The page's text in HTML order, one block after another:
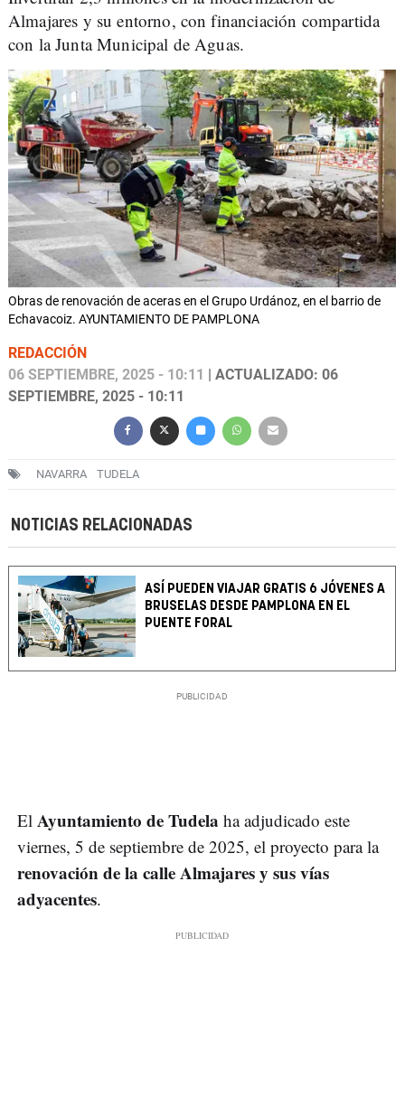
Almajares y su entorno, con financiación compartida
con la Junta Municipal de Aguas.
Obras de renovación de aceras en el Grupo Urdánoz, en el barrio de
Echavacoiz. AYUNTAMIENTO DE PAMPLONA
REDACCIÓN
06 SEPTIEMBRE, 2025 - 10:11
| ACTUALIZADO: 06
SEPTIEMBRE, 2025 - 10:11
NAVARRA TUDELA
NOTICIAS RELACIONADAS
ASÍ PUEDEN VIAJAR GRATIS 6 JÓVENES A
BRUSELAS DESDE PAMPLONA EN EL
PUENTE FORAL
El Ayuntamiento de Tudela ha adjudicado este
viernes, 5 de septiembre de 2025, el proyecto para la
renovación de la calle Almajares y sus vías
adyacentes.